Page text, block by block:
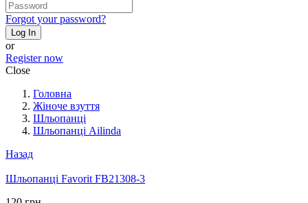
Forgot your password?
Log In
or
Register now
Close
Головна
Жіноче взуття
Шльопанці
Шльопанці Ailinda
Назад
Шльопанці Favorit FB21308-3